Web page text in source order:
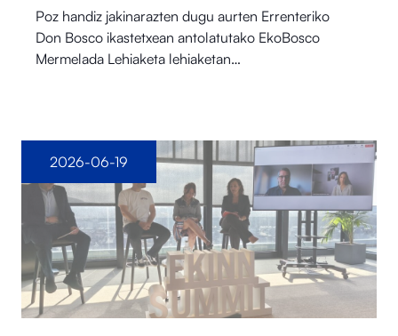
Poz handiz jakinarazten dugu aurten Errenteriko
Don Bosco ikastetxean antolatutako EkoBosco
Mermelada Lehiaketa lehiaketan…
2026-06-19